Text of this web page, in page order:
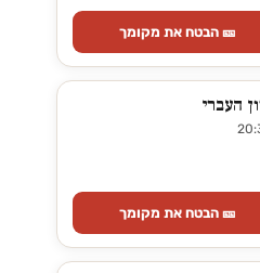
🎫 הבטח את מקומך
העברי
🎫 הבטח את מקומך